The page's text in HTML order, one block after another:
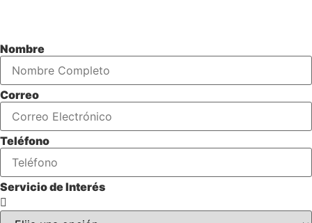
Nombre
Correo
Teléfono
Servicio de Interés